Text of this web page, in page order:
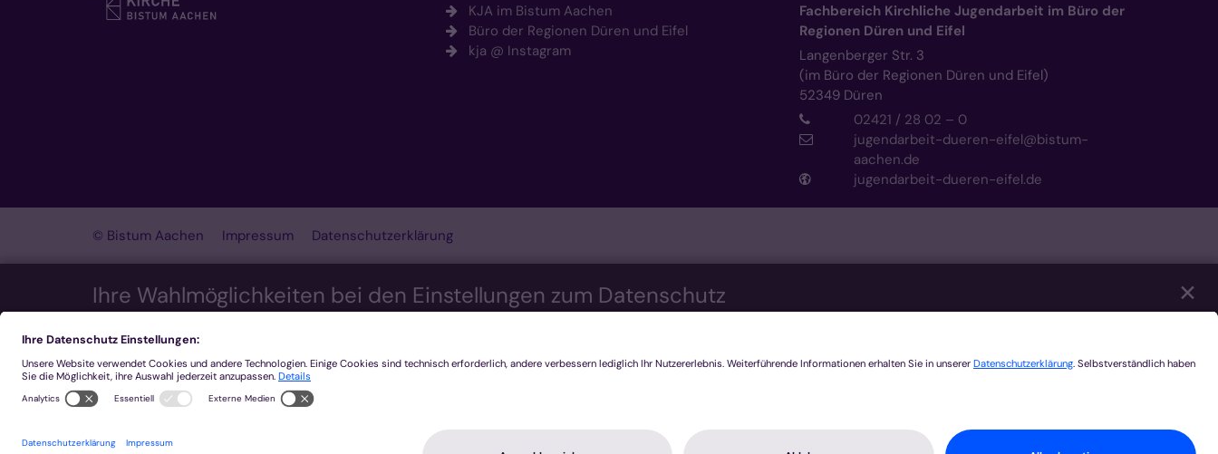
Ihre Wahlmöglichkeiten bei den Einstellungen zum Datenschutz
Zustimmung verwenden wir auch Cookies und andere Technologien, die zur Anzeige externer Inhalte (Videos über Youtube, Audios über Soundcloud, Karten
über MapTiler ...) oder zu anonymen Statistikzwecken genutzt werden. Sie können selbst entscheiden, welche Kategorien Sie zulassen möchten. Bitte beachten
Sie, dass auf Basis Ihrer Einstellungen womöglich nicht mehr alle Funktionalitäten der Seite zur Verfügung stehen. Weitere Informationen und die Möglichkeit zum
Widerruf Ihrer Einwillung finden Sie in unserer
Notwendig Statistiken Speichern Alle akzeptieren
✕
KJA im Bistum Aachen
Büro der Regionen Düren und Eifel
kja @ Instagram
Fachbereich Kirchliche Jugendarbeit im Büro der
Regionen Düren und Eifel
Langenberger Str. 3
(im Büro der Regionen Düren und Eifel)
52349 Düren
02421 / 28 02 – 0
jugendarbeit-dueren-eifel@bistum-
aachen.de
jugendarbeit-dueren-eifel.de
© Bistum Aachen Impressum Datenschutzerklärung